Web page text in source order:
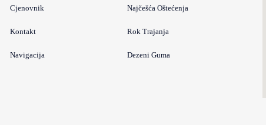
Cjenovnik
Kontakt
Navigacija
Najčešća Oštećenja
Rok Trajanja
Dezeni Guma